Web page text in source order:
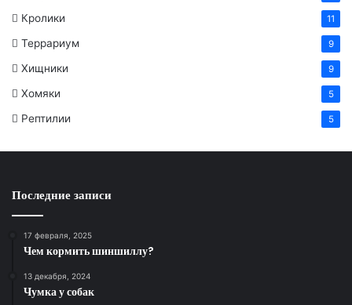
Кролики 11
Террариум 9
Хищники 9
Хомяки 5
Рептилии 5
Последние записи
17 февраля, 2025
Чем кормить шиншиллу?
13 декабря, 2024
Чумка у собак